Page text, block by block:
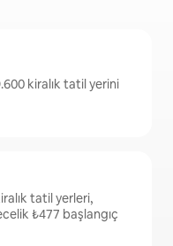
kiralık tatil yerini
tatil yerleri,
₺477 başlangıç